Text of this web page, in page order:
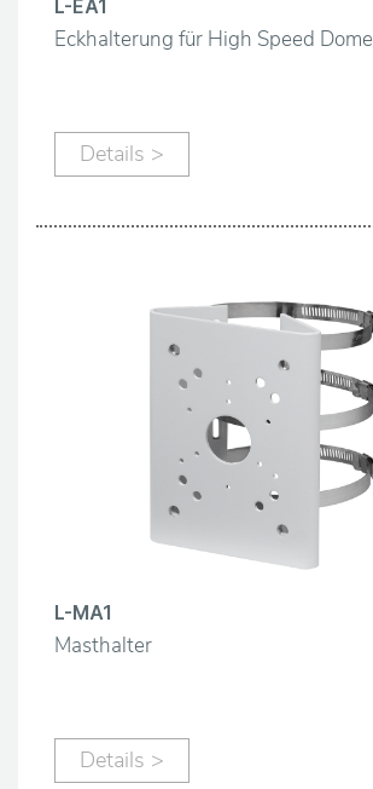
L-EA1
Eckhalterung für High Speed Dome
Details >
L-MA1
Masthalter
Details >